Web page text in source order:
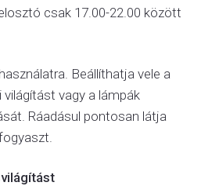
csak 17.00-22.00 között
Beállíthatja vele a
vagy a lámpák
Ráadásul pontosan látja